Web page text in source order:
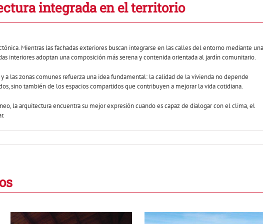
integrada en el territorio
Mientras las fachadas exteriores buscan integrarse en las calles del entorno mediante una
interiores adoptan una composición más serena y contenida orientada al jardín comunitario.
a las zonas comunes refuerza una idea fundamental: la calidad de la vivienda no depende
sino también de los espacios compartidos que contribuyen a mejorar la vida cotidiana.
la arquitectura encuentra su mejor expresión cuando es capaz de dialogar con el clima, el